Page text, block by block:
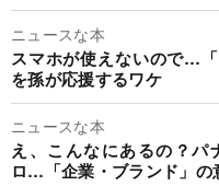
ニュースな本
スマホが使えないので…
を孫が応援するワケ
ニュースな本
え、こんなにあるの？パ
ロ…「企業・ブランド」の